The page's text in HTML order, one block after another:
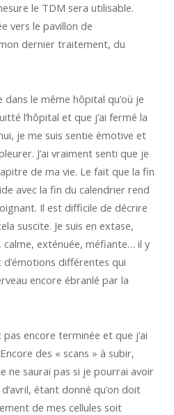
le TDM sera utilisable.
vers le pavillon de
dernier traitement, du
le même hôpital qu’où je
l’hôpital et que j’ai fermé la
je me suis sentie émotive et
J’ai vraiment senti que je
de ma vie. Le fait que la fin
avec la fin du calendrier rend
Il est difficile de décrire
suscite. Je suis en extase,
calme, exténuée, méfiante… il y
différentes qui
encore ébranlé par la
pas encore terminée et que j’ai
des « scans » à subir,
ne saurai pas si je pourrai avoir
étant donné qu’on doit
de mes cellules soit